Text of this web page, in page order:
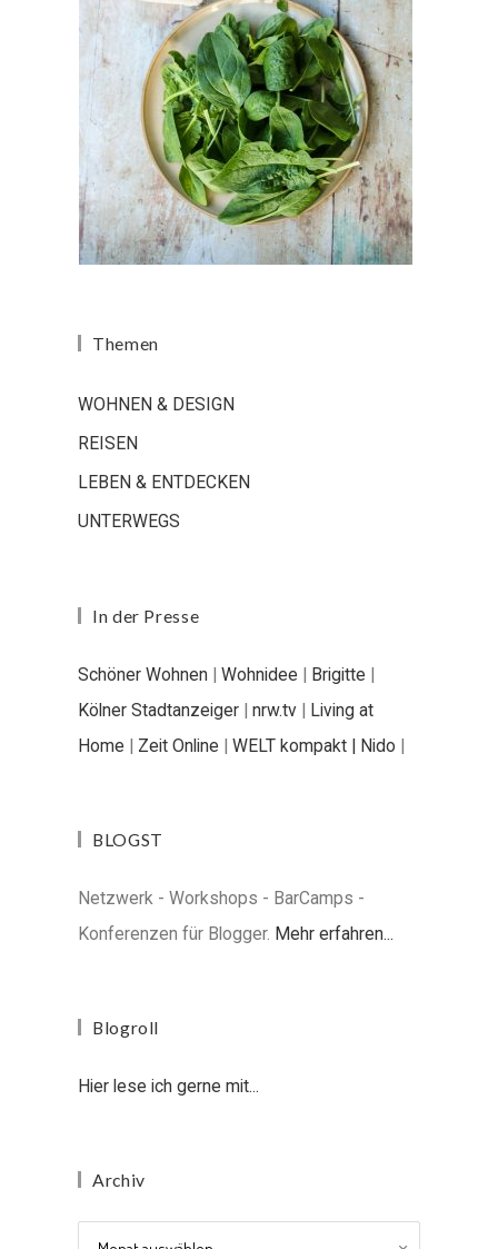
Themen
WOHNEN & DESIGN
REISEN
LEBEN & ENTDECKEN
UNTERWEGS
In der Presse
Schöner Wohnen | Wohnidee | Brigitte |
Kölner Stadtanzeiger | nrw.tv | Living at
Home | Zeit Online | WELT kompakt | Nido |
BLOGST
Netzwerk - Workshops - BarCamps -
Konferenzen für Blogger. Mehr erfahren...
Blogroll
Hier lese ich gerne mit...
Archiv